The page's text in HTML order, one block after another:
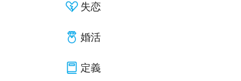
失恋
婚活
定義